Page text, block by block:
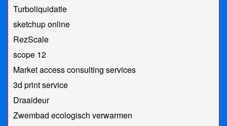
Turboliquidatie
sketchup online
RezScale
scope 12
Market access consulting services
3d print service
Draaideur
Zwembad ecologisch verwarmen